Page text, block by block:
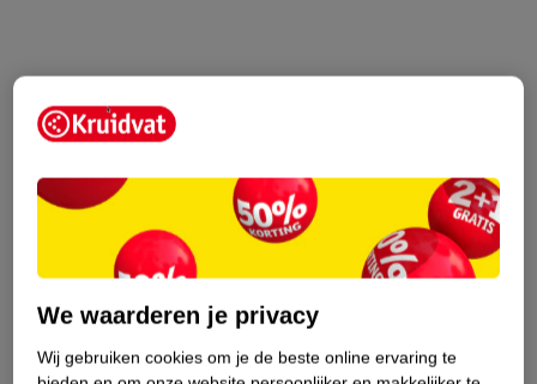
We waarderen je privacy
Wij gebruiken cookies om je de beste online ervaring te